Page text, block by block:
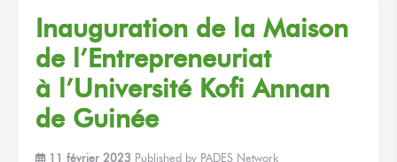
Inauguration de la Maison
de l’Entrepreneuriat
à l’Université Kofi Annan
de Guinée
11 février 2023 Published by PADES Network